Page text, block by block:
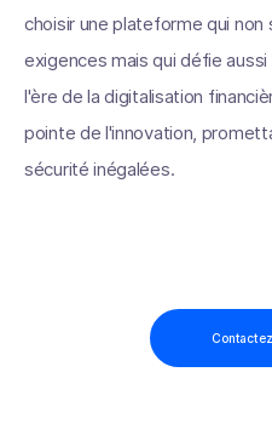
choisir une plateforme qui
exigences mais qui défie
l'ère de la digitalisation
pointe de l'innovation,
sécurité inégalées.